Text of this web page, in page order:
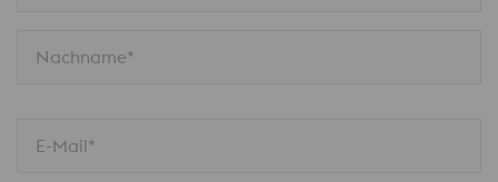
Nachname*
E-Mail*